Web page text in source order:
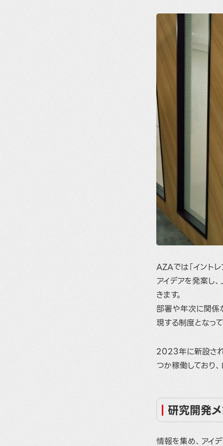
AZAでは「イント
アイデアを発案し
きます。
部署や年次に関係
現する制度となっ
2023年に新設さ
つか稼働しており
研究開発
情報を集め、アイ